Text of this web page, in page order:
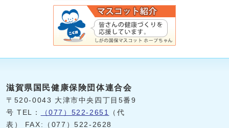
滋賀県国民健康保険団体連合会
〒520-0043 大津市中央四丁目5番9
号 TEL：
（077）522-2651
（代
表） FAX:（077）522-2628